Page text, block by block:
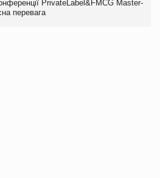
PrivateLabel&FMCG Master-
перевага